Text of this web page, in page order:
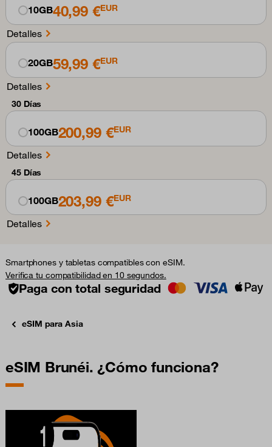
10GB40,99 €EUR
Detalles
20GB59,99 €EUR
Detalles
30 Días
100GB200,99 €EUR
Detalles
45 Días
100GB203,99 €EUR
Detalles
Smartphones y tabletas compatibles con eSIM.
Verifica tu compatibilidad en 10 segundos.
Paga con total seguridad
eSIM para Asia
eSIM Brunéi. ¿Cómo funciona?